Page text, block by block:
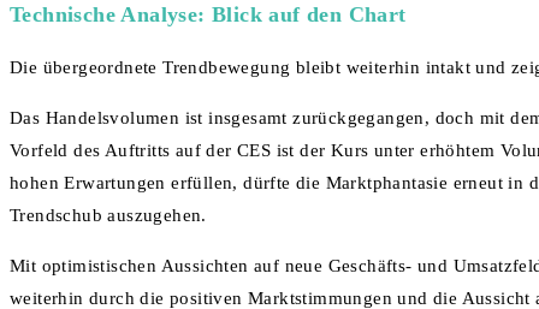
Technische Analyse: Blick auf den Chart
Die übergeordnete Trendbewegung bleibt weiterhin intakt und
Das Handelsvolumen ist insgesamt zurückgegangen, doch mit
Vorfeld des Auftritts auf der CES ist der Kurs unter erhöhtem
hohen Erwartungen erfüllen, dürfte die Marktphantasie erneut in
Trendschub auszugehen.
Mit optimistischen Aussichten auf neue Geschäfts- und
weiterhin durch die positiven Marktstimmungen und die Aussicht